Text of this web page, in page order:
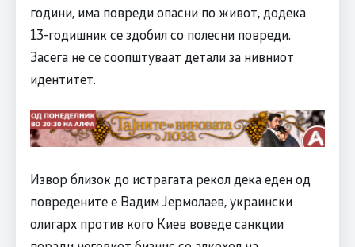
години, има повреди опасни по живот, додека
13-годишник се здобил со полесни повреди.
Засега не се соопштуваат детали за нивниот
идентитет.
Извор близок до истрагата рекол дека еден од
повредените е Вадим Јермолаев, украински
олигарх против кого Киев воведе санкции